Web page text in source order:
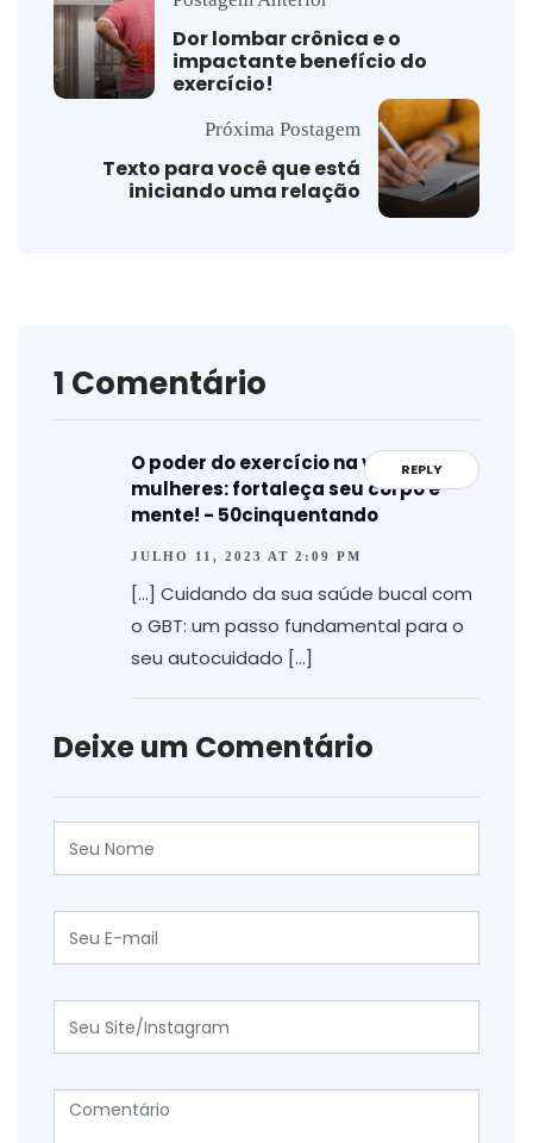
Dor lombar crônica e o
impactante benefício do
exercício!
Próxima Postagem
Texto para você que está
iniciando uma relação
1 Comentário
REPLY
O poder do exercício na vida das
mulheres: fortaleça seu corpo e
mente! - 50cinquentando
JULHO 11, 2023 AT 2:09 PM
[…] Cuidando da sua saúde bucal com
o GBT: um passo fundamental para o
seu autocuidado […]
Deixe um Comentário